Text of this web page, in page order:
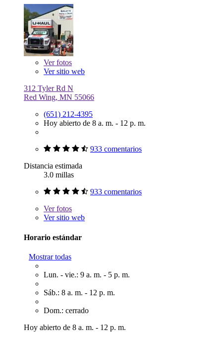
Verfotos
Ver sitio web
312 Tyler Rd N
Red Wing, MN 55066
(651) 212-4395
Hoy abierto de 8 a. m. - 12 p. m.
933 comentarios
Distancia estimada
3.0 millas
933 comentarios
Verfotos
Ver sitio web
Horario estándar
Mostrar todas
Lun. - vie.: 9 a. m. - 5 p. m.
Sáb.: 8 a. m. - 12 p. m.
Dom.: cerrado
Hoy abierto de 8 a. m. - 12 p. m.